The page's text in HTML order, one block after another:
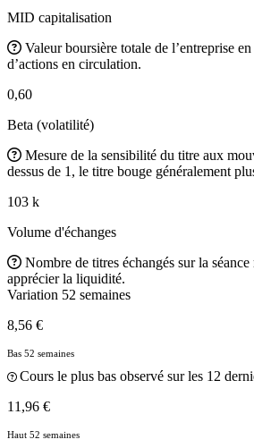
MID capitalisation
Valeur boursière totale de l’entreprise
d’actions en circulation.
0,60
Beta (volatilité)
Mesure de la sensibilité du titre aux
dessus de 1, le titre bouge généralement
103 k
Volume d'échanges
Nombre de titres échangés sur la
apprécier la liquidité.
Variation 52 semaines
8,56 €
Bas 52 semaines
Cours le plus bas observé sur les 12
11,96 €
Haut 52 semaines